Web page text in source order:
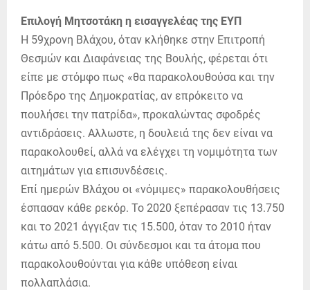
Επιλογή Μητσοτάκη η εισαγγελέας της ΕΥΠ
Η 59χρονη Βλάχου, όταν κλήθηκε στην Επιτροπή
Θεσμών και Διαφάνειας της Βουλής, φέρεται ότι
είπε με στόμφο πως «θα παρακολουθούσα και την
Πρόεδρο της Δημοκρατίας, αν επρόκειτο να
πουλήσει την πατρίδα», προκαλώντας σφοδρές
αντιδράσεις. Αλλωστε, η δουλειά της δεν είναι να
παρακολουθεί, αλλά να ελέγχει τη νομιμότητα των
αιτημάτων για επισυνδέσεις.
Επί ημερών Βλάχου οι «νόμιμες» παρακολουθήσεις
έσπασαν κάθε ρεκόρ. Το 2020 ξεπέρασαν τις 13.750
και το 2021 άγγιξαν τις 15.500, όταν το 2010 ήταν
κάτω από 5.500. Οι σύνδεσμοι και τα άτομα που
παρακολουθούνται για κάθε υπόθεση είναι
πολλαπλάσια.